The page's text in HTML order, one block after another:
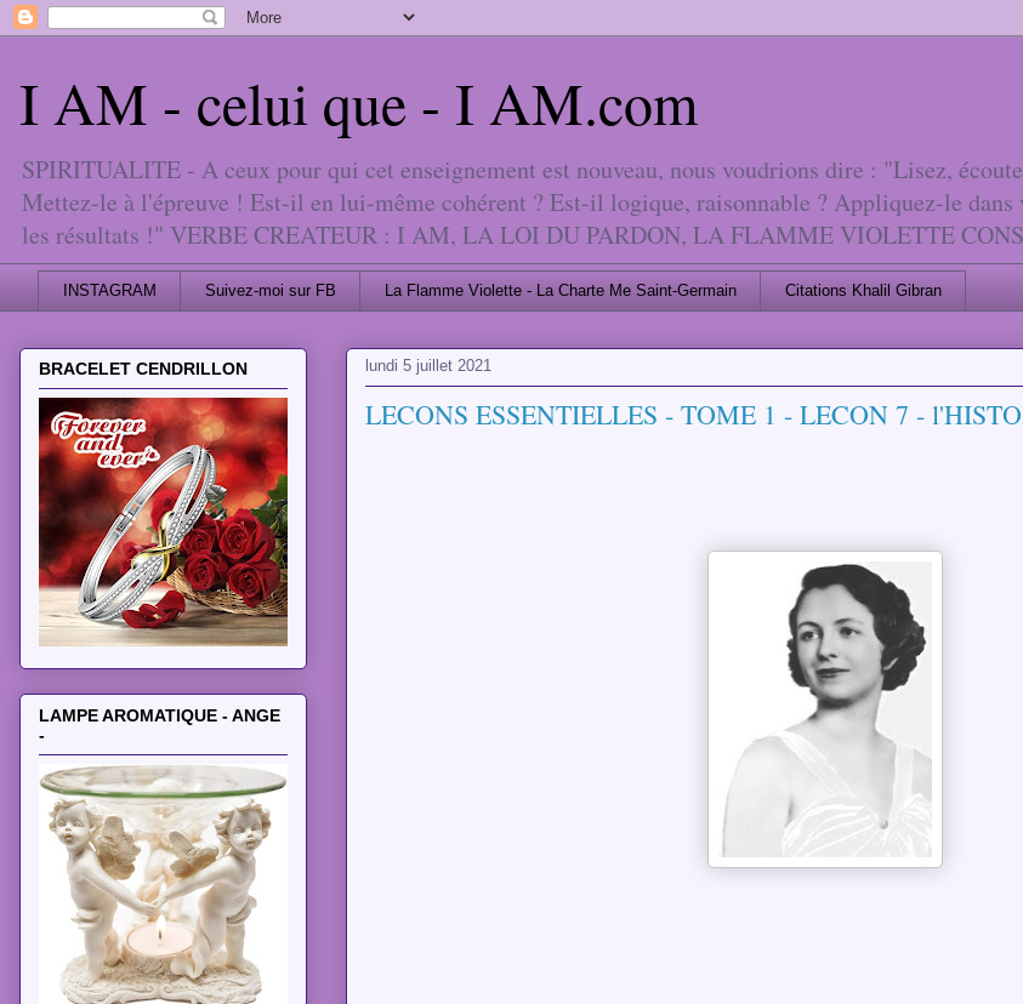
I AM - celui que - I AM.com
SPIRITUALITE - A ceux pour qui cet enseignement est nouveau, nous voudrions dire : "Lisez,
Mettez-le à l'épreuve ! Est-il en lui-même cohérent ? Est-il logique, raisonnable ? Appliquez-le
les résultats !" VERBE CREATEUR : I AM, LA LOI DU PARDON, LA FLAMME VIOLETTE
INSTAGRAM Suivez-moi sur FB La Flamme Violette - La Charte Me Saint-Germain Citations Khalil Gibran
lundi 5 juillet 2021
LECONS ESSENTIELLES - TOME 1 - LECON 7 -
BRACELET CENDRILLON
LAMPE AROMATIQUE - ANGE
-